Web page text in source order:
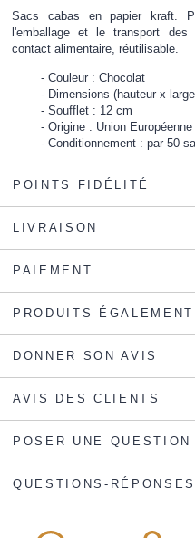
Sacs cabas en papier kraft.
l'emballage et le transport des
contact alimentaire, réutilisable.
Couleur : Chocolat
Dimensions (hauteur x
Soufflet : 12 cm
Origine : Union Européenne
Conditionnement : par 50
POINTS FIDÉLITÉ
LIVRAISON
PAIEMENT
PRODUITS
DONNER SON AVIS
AVIS DES CLIENTS
POSER UNE QUESTION
QUESTIONS-RÉPONSES